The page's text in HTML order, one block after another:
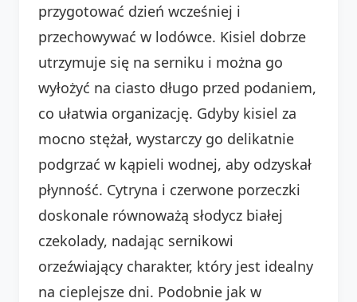
przygotować dzień wcześniej i
przechowywać w lodówce. Kisiel dobrze
utrzymuje się na serniku i można go
wyłożyć na ciasto długo przed podaniem,
co ułatwia organizację. Gdyby kisiel za
mocno stężał, wystarczy go delikatnie
podgrzać w kąpieli wodnej, aby odzyskał
płynność. Cytryna i czerwone porzeczki
doskonale równoważą słodycz białej
czekolady, nadając sernikowi
orzeźwiający charakter, który jest idealny
na cieplejsze dni. Podobnie jak w